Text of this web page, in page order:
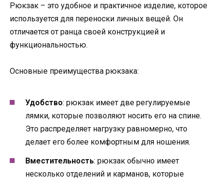
Рюкзак – это удобное и практичное изделие, которое
используется для переноски личных вещей. Он
отличается от ранца своей конструкцией и
функциональностью.
Основные преимущества рюкзака:
Удобство: рюкзак имеет две регулируемые
лямки, которые позволяют носить его на спине.
Это распределяет нагрузку равномерно, что
делает его более комфортным для ношения.
Вместительность: рюкзак обычно имеет
несколько отделений и карманов, которые